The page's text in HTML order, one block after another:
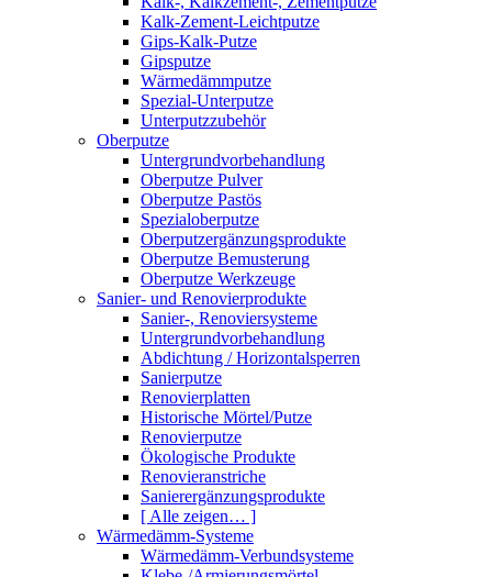
Kalk-Zement-Leichtputze
Gips-Kalk-Putze
Gipsputze
Wärmedämmputze
Spezial-Unterputze
Unterputzzubehör
Oberputze
Untergrundvorbehandlung
Oberputze Pulver
Oberputze Pastös
Spezialoberputze
Oberputzergänzungsprodukte
Oberputze Bemusterung
Oberputze Werkzeuge
Sanier- und Renovierprodukte
Sanier-, Renoviersysteme
Untergrundvorbehandlung
Abdichtung / Horizontalsperren
Sanierputze
Renovierplatten
Historische Mörtel/Putze
Renovierputze
Ökologische Produkte
Renovieranstriche
Sanierergänzungsprodukte
[ Alle zeigen… ]
Wärmedämm-Systeme
Wärmedämm-Verbundsysteme